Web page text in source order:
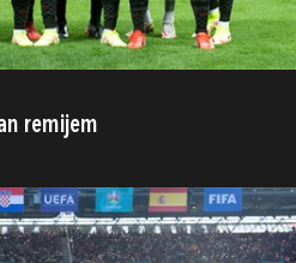
remijem